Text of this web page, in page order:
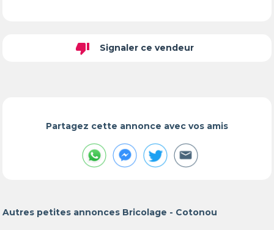
thumb_down Signaler ce vendeur
Partagez cette annonce avec vos amis
Autres petites annonces Bricolage - Cotonou